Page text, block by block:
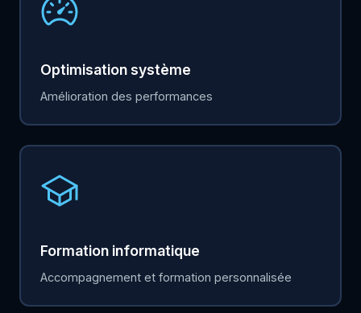
Optimisation système
Amélioration des performances
Formation informatique
Accompagnement et formation personnalisée